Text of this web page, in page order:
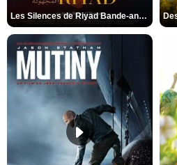
Les Silences de Riyad Bande-annonce VO STFR